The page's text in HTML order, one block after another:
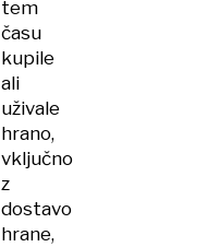
tem
času
kupile
ali
uživale
hrano,
vključno
z
dostavo
hrane,